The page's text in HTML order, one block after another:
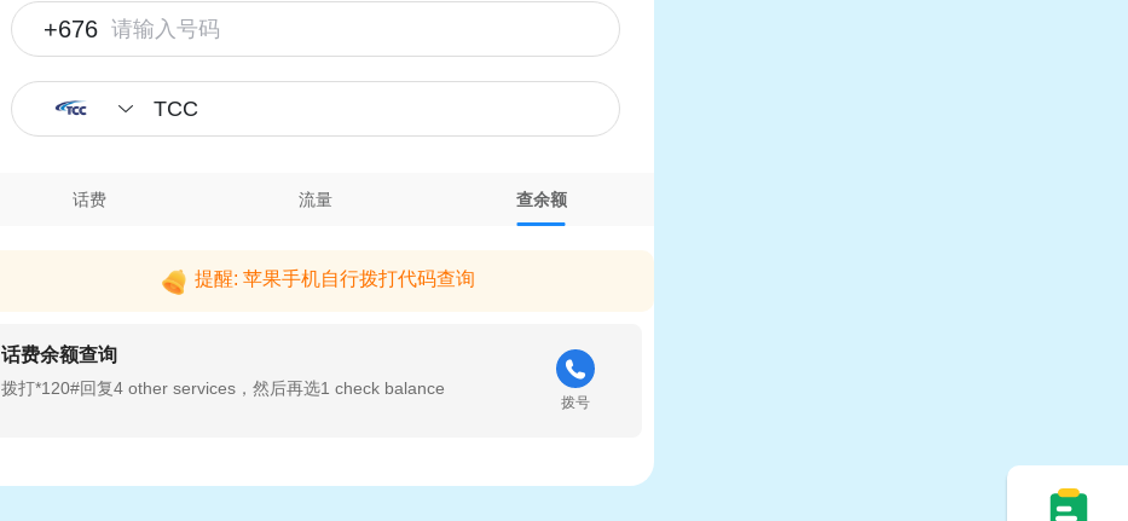
+676
TCC
话费 流量 查余额
提醒: 苹果手机自行拨打代码查询
话费余额查询
拨打*120#回复4 other services，然后再选1 check balance
拨号